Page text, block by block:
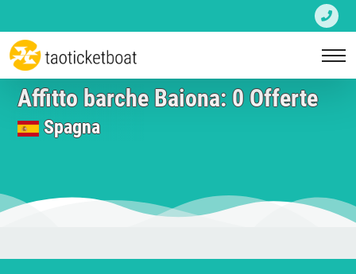
Affitto barche Baiona: 0 Offerte
Spagna